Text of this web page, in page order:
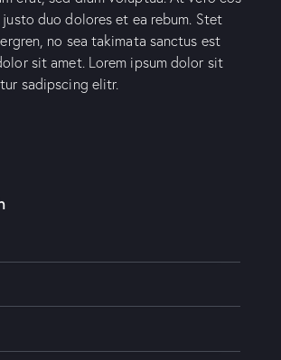
duo dolores et ea rebum. Stet
no sea takimata sanctus est
sit amet. Lorem ipsum dolor sit
sadipscing elitr.